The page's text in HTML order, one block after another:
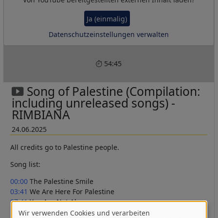
Ja (einmalig)
Datenschutzeinstellungen verwalten
54:45
24.06.2025
Song of Palestine (Compilation:
including unreleased songs) -
RIMBIANA
All credits go to Palestine people.
Song list:
00:00 The Palestine Smile
03:41 We Are Here For Palestine
07:41You Are Not Alone
11:03Never Ending Fight
Wir verwenden Cookies und verarbeiten